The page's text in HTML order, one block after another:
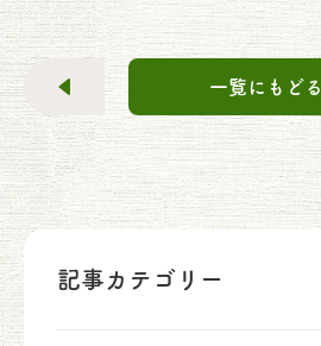
一覧にもどる
記事カテゴリー